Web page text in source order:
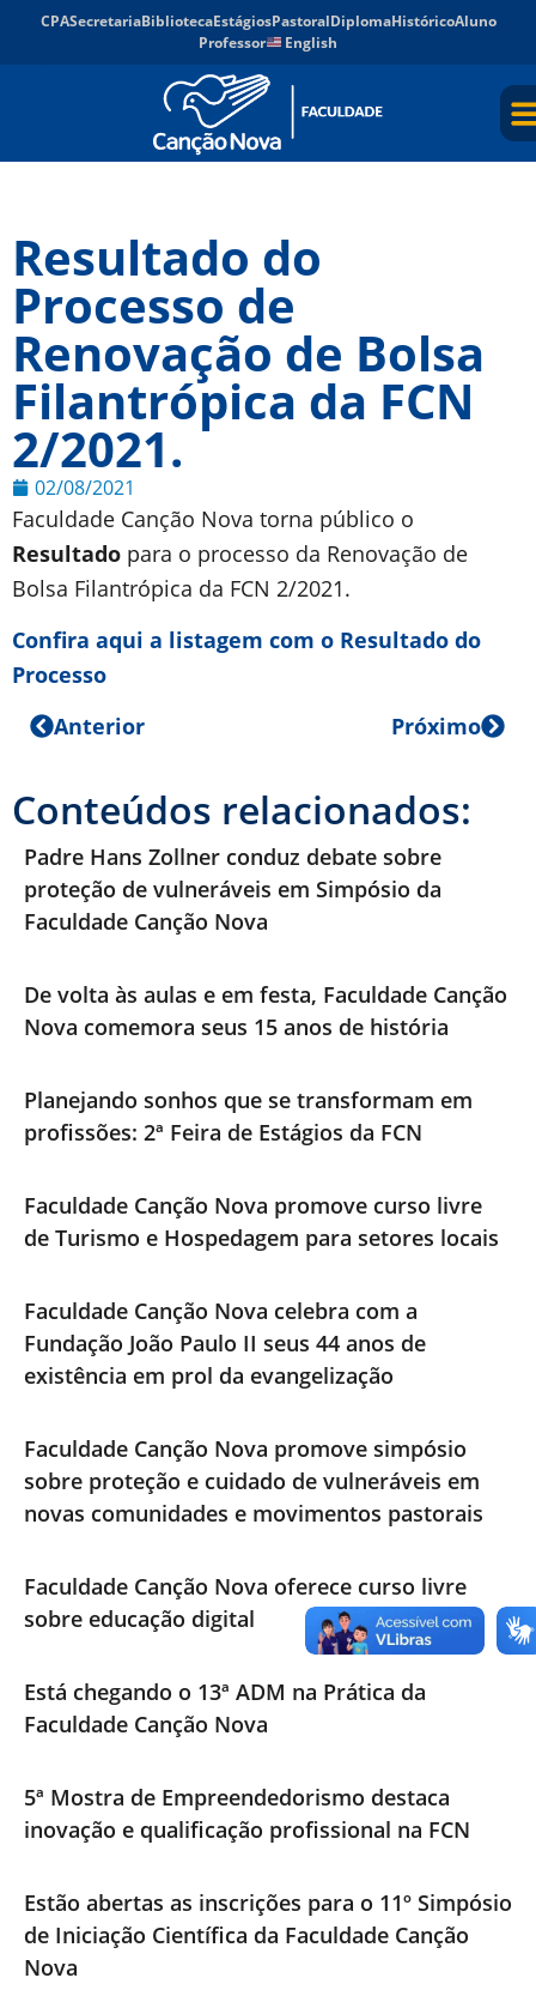
CPASecretariaBibliotecaEstágiosPastoralDiplomaHistóricoAluno
Professor
English
Resultado do
Processo de
Renovação de Bolsa
Filantrópica da FCN
2/2021.
02/08/2021
Faculdade Canção Nova torna público o
Resultado para o processo da Renovação de
Bolsa Filantrópica da FCN 2/2021.
Confira aqui a listagem com o Resultado do
Processo
Anterior
Próximo
Conteúdos relacionados:
Padre Hans Zollner conduz debate sobre
proteção de vulneráveis em Simpósio da
Faculdade Canção Nova
De volta às aulas e em festa, Faculdade Canção
Nova comemora seus 15 anos de história
Planejando sonhos que se transformam em
profissões: 2ª Feira de Estágios da FCN
Faculdade Canção Nova promove curso livre
de Turismo e Hospedagem para setores locais
Faculdade Canção Nova celebra com a
Fundação João Paulo II seus 44 anos de
existência em prol da evangelização
Faculdade Canção Nova promove simpósio
sobre proteção e cuidado de vulneráveis em
novas comunidades e movimentos pastorais
Faculdade Canção Nova oferece curso livre
sobre educação digital
Está chegando o 13ª ADM na Prática da
Faculdade Canção Nova
5ª Mostra de Empreendedorismo destaca
inovação e qualificação profissional na FCN
Estão abertas as inscrições para o 11º Simpósio
de Iniciação Científica da Faculdade Canção
Nova